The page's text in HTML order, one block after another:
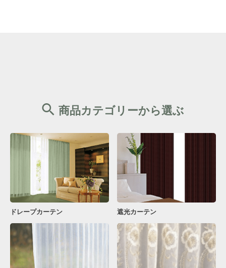
商品カテゴリーから選ぶ
ドレープカーテン 遮光カーテン